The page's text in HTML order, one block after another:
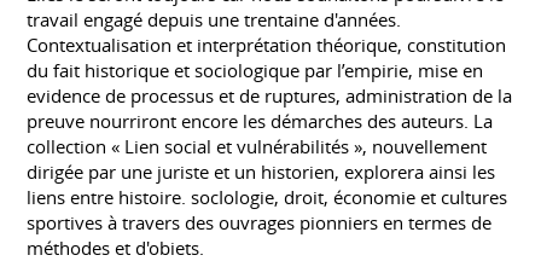
travail engagé depuis une trentaine d'années.
Contextualisation et interprétation théorique, constitution
du fait historique et sociologique par l’empirie, mise en
evidence de processus et de ruptures, administration de la
preuve nourriront encore les démarches des auteurs. La
collection « Lien social et vulnérabilités », nouvellement
dirigée par une juriste et un historien, explorera ainsi les
liens entre histoire. socIologie, droit, économie et cultures
sportives à travers des ouvrages pionniers en termes de
méthodes et d'obiets.